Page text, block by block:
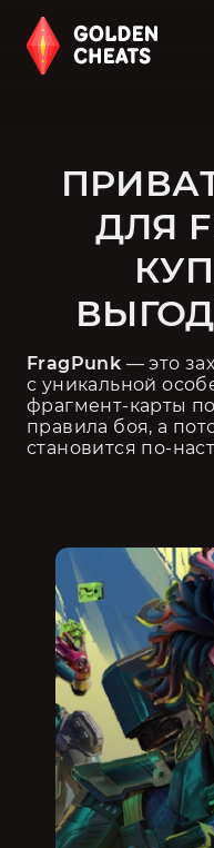
ДЛЯ
FragPunk — это
с уникальной
фрагмент-карты
правила боя, а
становится по-